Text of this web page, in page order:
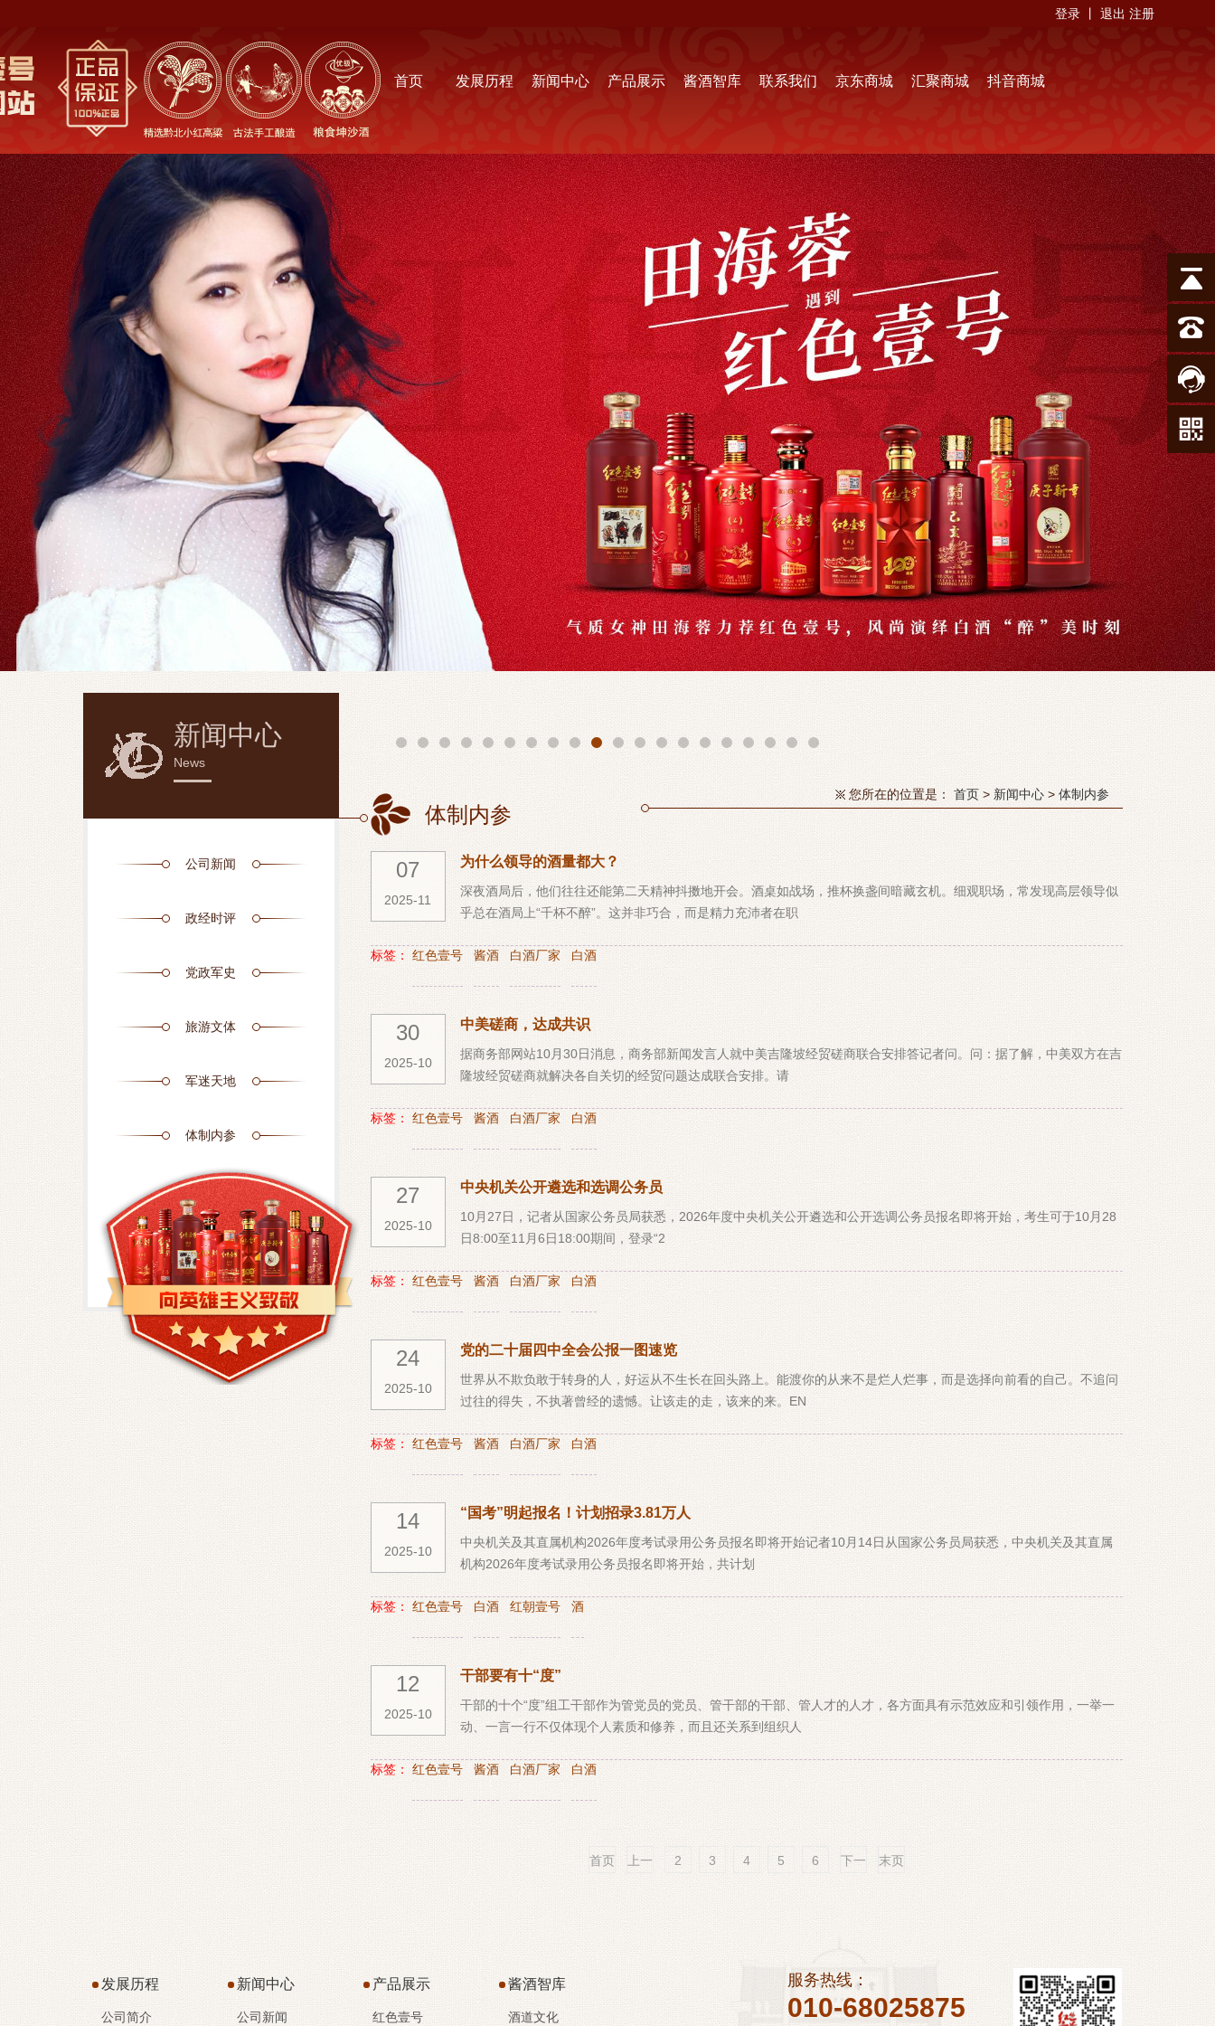
登录丨 退出 注册
首页 发展历程 新闻中心 产品展示 酱酒智库 联系我们 京东商城 汇聚商城 抖音商城
新闻中心
News
公司新闻
政经时评
党政军史
旅游文体
军迷天地
体制内参
您所在的位置是： 首页 > 新闻中心 > 体制内参
体制内参
07
2025-11
为什么领导的酒量都大？
深夜酒局后，他们往往还能第二天精神抖擞地开会。酒桌如战场，推杯换盏间暗藏玄机。细观职场，常发现高层领导似
乎总在酒局上“千杯不醉”。这并非巧合，而是精力充沛者在职
标签： 红色壹号 酱酒 白酒厂家 白酒
30
2025-10
中美磋商，达成共识
据商务部网站10月30日消息，商务部新闻发言人就中美吉隆坡经贸磋商联合安排答记者问。问：据了解，中美双方在吉
隆坡经贸磋商就解决各自关切的经贸问题达成联合安排。请
标签： 红色壹号 酱酒 白酒厂家 白酒
27
2025-10
中央机关公开遴选和选调公务员
10月27日，记者从国家公务员局获悉，2026年度中央机关公开遴选和公开选调公务员报名即将开始，考生可于10月28
日8:00至11月6日18:00期间，登录“2
标签： 红色壹号 酱酒 白酒厂家 白酒
24
2025-10
党的二十届四中全会公报一图速览
世界从不欺负敢于转身的人，好运从不生长在回头路上。能渡你的从来不是烂人烂事，而是选择向前看的自己。不追问
过往的得失，不执著曾经的遗憾。让该走的走，该来的来。EN
标签： 红色壹号 酱酒 白酒厂家 白酒
14
2025-10
“国考”明起报名！计划招录3.81万人
中央机关及其直属机构2026年度考试录用公务员报名即将开始记者10月14日从国家公务员局获悉，中央机关及其直属
机构2026年度考试录用公务员报名即将开始，共计划
标签： 红色壹号 白酒 红朝壹号 酒
12
2025-10
干部要有十“度”
干部的十个“度”组工干部作为管党员的党员、管干部的干部、管人才的人才，各方面具有示范效应和引领作用，一举一
动、一言一行不仅体现个人素质和修养，而且还关系到组织人
标签： 红色壹号 酱酒 白酒厂家 白酒
首页
上一
2 3 4 5 6
下一
末页
发展历程
公司简介
新闻中心
公司新闻
产品展示
红色壹号
酱酒智库
酒道文化
服务热线：
010-68025875